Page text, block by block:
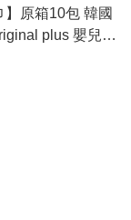
】原箱10包 韓國
plus 嬰兒柔